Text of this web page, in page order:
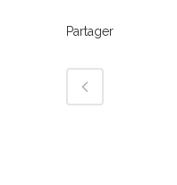
Partager